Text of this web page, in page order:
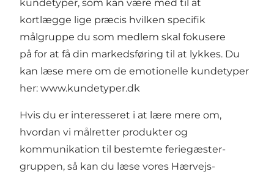
kundetyper, som kan være med til at
kortlægge lige præcis hvilken specifik
målgruppe du som medlem skal fokusere
på for at få din markedsføring til at lykkes. Du
kan læse mere om de emotionelle kundetyper
her: www.kundetyper.dk
Hvis du er interesseret i at lære mere om,
hvordan vi målretter produkter og
kommunikation til bestemte feriegæster-
gruppen, så kan du læse vores Hærvejs-